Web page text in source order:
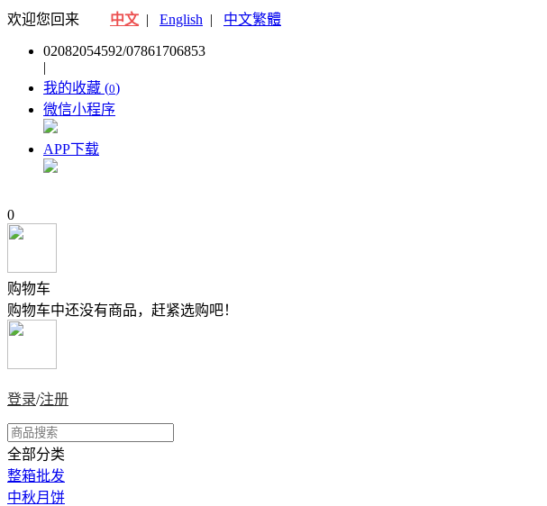
欢迎您回来 中文 | English | 中文繁體
02082054592/07861706853
|
我的收藏 (0)
微信小程序
APP下载
0
购物车
购物车中还没有商品，赶紧选购吧！
登录/注册
全部分类
整箱批发
中秋月饼